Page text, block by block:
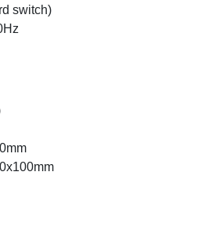
switch)